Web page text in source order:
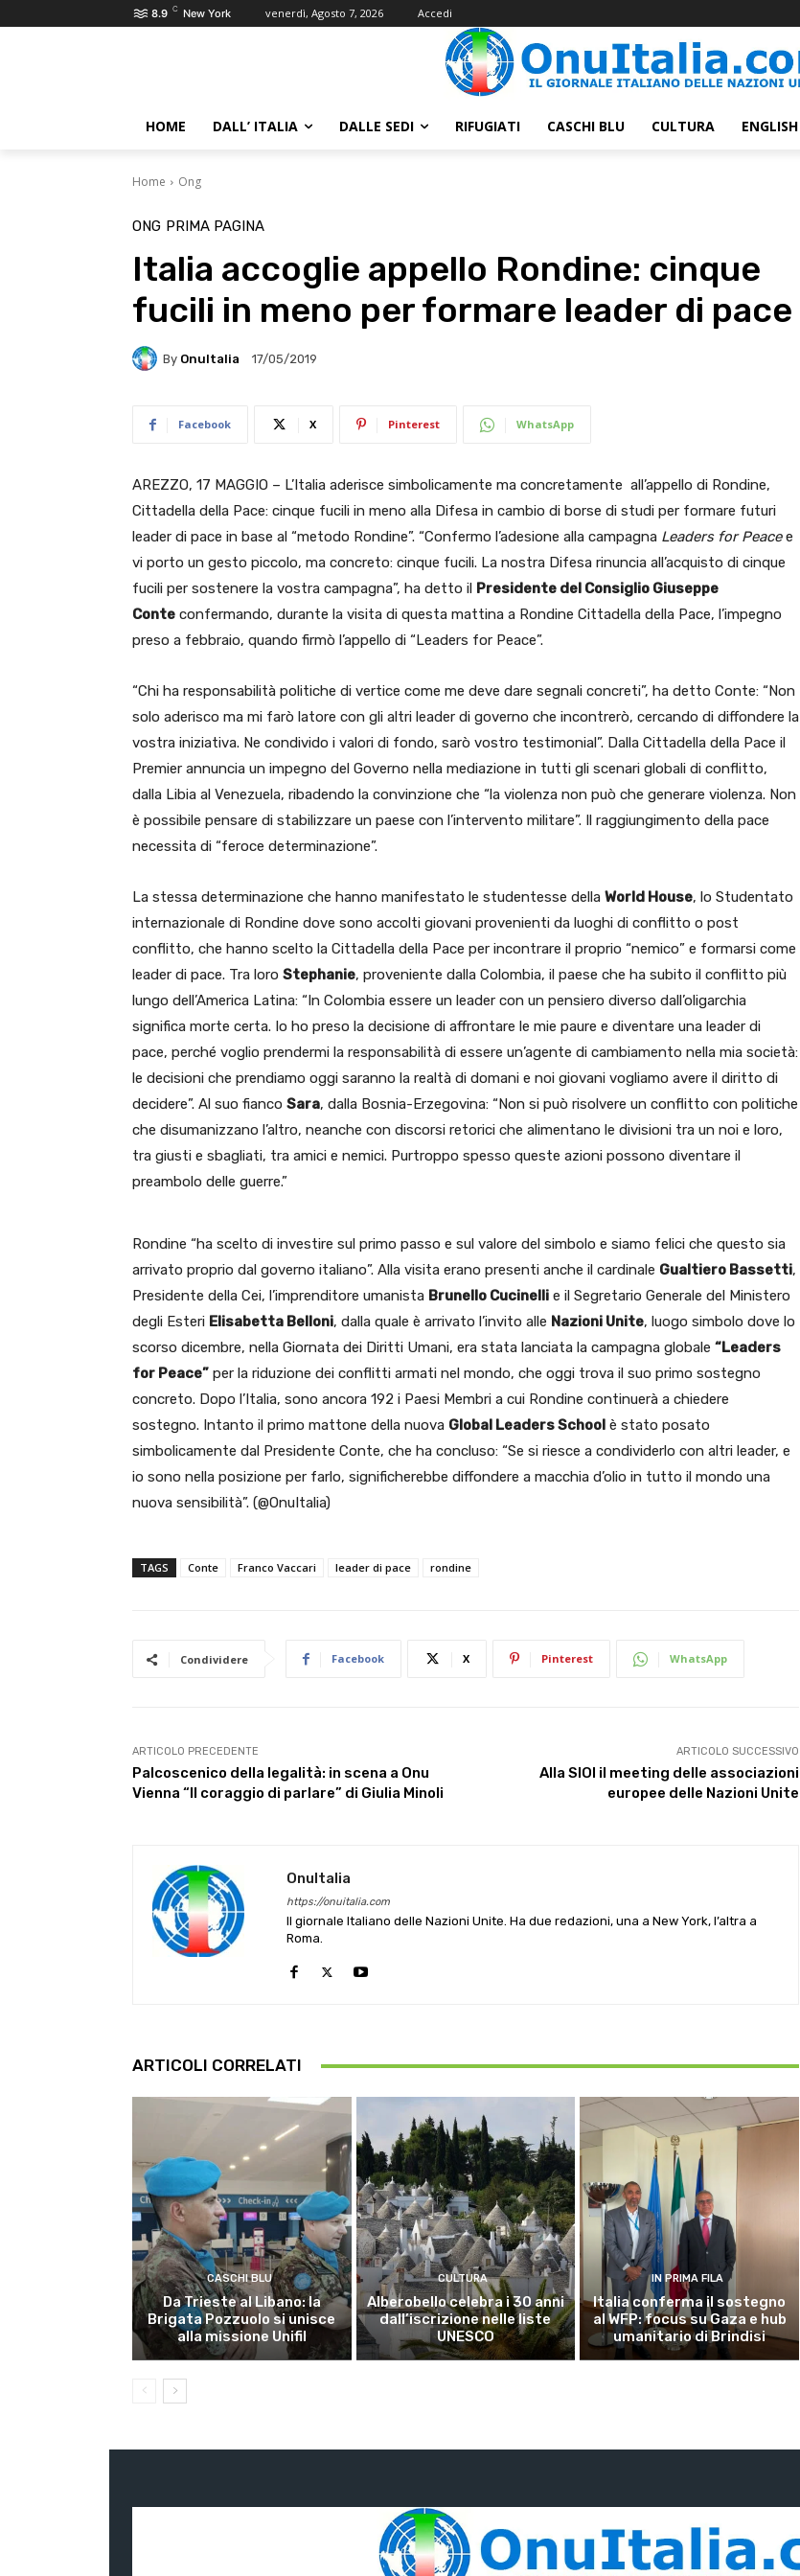
8.9 C New York venerdì, Agosto 7, 2026 Accedi
HOME DALL’ ITALIA DALLE SEDI RIFUGIATI CASCHI BLU CULTURA ENGLISH
Home Ong
ONG PRIMA PAGINA
Italia accoglie appello Rondine: cinque
fucili in meno per formare leader di pace
By OnuItalia 17/05/2019
Facebook X Pinterest WhatsApp
AREZZO, 17 MAGGIO – L’Italia aderisce simbolicamente ma concretamente all’appello di Rondine,
Cittadella della Pace: cinque fucili in meno alla Difesa in cambio di borse di studi per formare futuri
leader di pace in base al “metodo Rondine”. “Confermo l’adesione alla campagna Leaders for Peacee
vi porto un gesto piccolo, ma concreto: cinque fucili. La nostra Difesa rinuncia all’acquisto di cinque
fucili per sostenere la vostra campagna”, ha detto il Presidente del Consiglio Giuseppe
Conte confermando, durante la visita di questa mattina a Rondine Cittadella della Pace, l’impegno
preso a febbraio, quando firmò l’appello di “Leaders for Peace”.
“Chi ha responsabilità politiche di vertice come me deve dare segnali concreti”, ha detto Conte: “Non
solo aderisco ma mi farò latore con gli altri leader di governo che incontrerò, cercando di diffondere la
vostra iniziativa. Ne condivido i valori di fondo, sarò vostro testimonial”. Dalla Cittadella della Pace il
Premier annuncia un impegno del Governo nella mediazione in tutti gli scenari globali di conflitto,
dalla Libia al Venezuela, ribadendo la convinzione che “la violenza non può che generare violenza. Non
è possibile pensare di stabilizzare un paese con l’intervento militare”. Il raggiungimento della pace
necessita di “feroce determinazione”.
La stessa determinazione che hanno manifestato le studentesse della World House, lo Studentato
internazionale di Rondine dove sono accolti giovani provenienti da luoghi di conflitto o post
conflitto, che hanno scelto la Cittadella della Pace per incontrare il proprio “nemico” e formarsi come
leader di pace. Tra loro Stephanie, proveniente dalla Colombia, il paese che ha subito il conflitto più
lungo dell’America Latina: “In Colombia essere un leader con un pensiero diverso dall’oligarchia
significa morte certa. Io ho preso la decisione di affrontare le mie paure e diventare una leader di
pace, perché voglio prendermi la responsabilità di essere un’agente di cambiamento nella mia società:
le decisioni che prendiamo oggi saranno la realtà di domani e noi giovani vogliamo avere il diritto di
decidere”. Al suo fianco Sara, dalla Bosnia-Erzegovina: “Non si può risolvere un conflitto con politiche
che disumanizzano l’altro, neanche con discorsi retorici che alimentano le divisioni tra un noi e loro,
tra giusti e sbagliati, tra amici e nemici. Purtroppo spesso queste azioni possono diventare il
preambolo delle guerre.”
Rondine “ha scelto di investire sul primo passo e sul valore del simbolo e siamo felici che questo sia
arrivato proprio dal governo italiano”. Alla visita erano presenti anche il cardinale Gualtiero Bassetti,
Presidente della Cei, l’imprenditore umanista Brunello Cucinelli e il Segretario Generale del Ministero
degli Esteri Elisabetta Belloni, dalla quale è arrivato l’invito alle Nazioni Unite, luogo simbolo dove lo
scorso dicembre, nella Giornata dei Diritti Umani, era stata lanciata la campagna globale “Leaders
for Peace” per la riduzione dei conflitti armati nel mondo, che oggi trova il suo primo sostegno
concreto. Dopo l’Italia, sono ancora 192 i Paesi Membri a cui Rondine continuerà a chiedere
sostegno. Intanto il primo mattone della nuova Global Leaders School è stato posato
simbolicamente dal Presidente Conte, che ha concluso: “Se si riesce a condividerlo con altri leader, e
io sono nella posizione per farlo, significherebbe diffondere a macchia d’olio in tutto il mondo una
nuova sensibilità”. (@OnuItalia)
TAGS Conte Franco Vaccari leader di pace rondine
Condividere Facebook X Pinterest WhatsApp
ARTICOLO PRECEDENTE
Palcoscenico della legalità: in scena a Onu
Vienna “Il coraggio di parlare” di Giulia Minoli
ARTICOLO SUCCESSIVO
Alla SIOI il meeting delle associazioni
europee delle Nazioni Unite
OnuItalia
https://onuitalia.com
Il giornale Italiano delle Nazioni Unite. Ha due redazioni, una a New York, l’altra a
Roma.
ARTICOLI CORRELATI
CASCHI BLU
Da Trieste al Libano: la
Brigata Pozzuolo si unisce
alla missione Unifil
CULTURA
Alberobello celebra i 30 anni
dall’iscrizione nelle liste
UNESCO
IN PRIMA FILA
Italia conferma il sostegno
al WFP: focus su Gaza e hub
umanitario di Brindisi